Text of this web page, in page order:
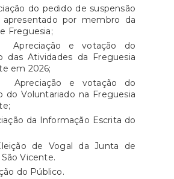
do pedido de suspensão
por membro da
Freguesia;
e votação do
das Atividades da Freguesia
em 2026;
e votação do
do Voluntariado na Freguesia
da Informação Escrita do
de Vogal da Junta de
Vicente.
do Público.